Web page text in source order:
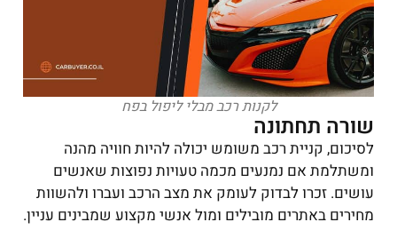
לקנות רכב מבלי ליפול בפח
שורה תחתונה
לסיכום, קניית רכב משומש יכולה להיות חוויה מהנה
ומשתלמת אם נמנעים מכמה טעויות נפוצות שאנשים
עושים. זכרו לבדוק לעומק את מצב הרכב ועברו ולהשוות
מחירים באתרים מובילים ומול אנשי מקצוע שמבינים עניין.